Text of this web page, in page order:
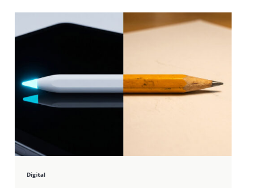
Digital